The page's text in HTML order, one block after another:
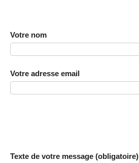
Votre nom
Votre adresse email
Texte de votre message (obligatoire)